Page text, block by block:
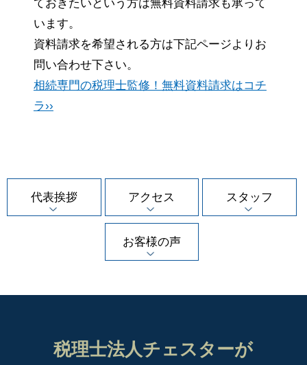
ておきたいという方は無料資料請求も承って
います。
資料請求を希望される方は下記ページよりお
問い合わせ下さい。
相続専門の税理士監修！無料資料請求はコチ
ラ››
代表挨拶 アクセス スタッフ
お客様の声
税理士法人チェスターが